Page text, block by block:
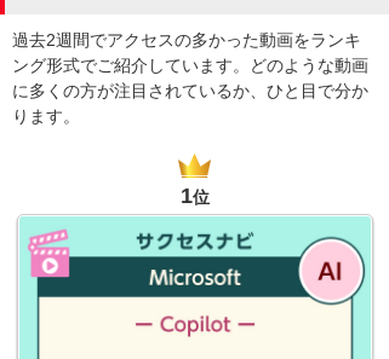
過去2週間でアクセスの多かった動画をランキ
ング形式でご紹介しています。どのような動画
に多くの方が注目されているか、ひと目で分か
ります。
1位